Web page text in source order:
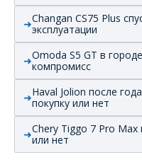
Changan CS75 Plus
эксплуатации
Omoda S5 GT в
компромисс
Haval Jolion после
покупку или нет
Chery Tiggo 7 Pro Max
или нет